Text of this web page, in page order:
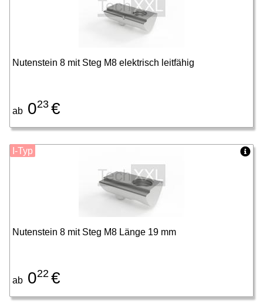
Nutenstein 8 mit Steg M8 elektrisch leitfähig
ab 023 €
Nutenstein 8 mit Steg M8 Länge 19 mm
ab 022 €
I-Typ